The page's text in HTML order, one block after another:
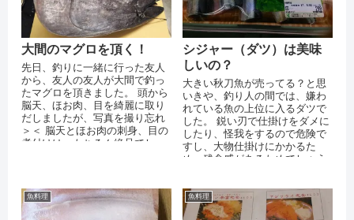
大間のマグロを頂く！
先日、釣りに一緒に行った友人
から、友人の友人が大間で釣っ
たマグロを頂きました。 頭から
脳天、ほお肉、目を綺麗に取り
だしましたが、写真を撮り忘れ
＞＜ 脳天とほお肉の刺身、目の
煮付けは、もちろん絶品でし
シジャー（ダツ）は美味
しいの？
大きい秋刀魚が売ってる？と思
いきや、釣り人の間では、嫌わ
れている魚の上位に入るダツで
した。 鋭い刃で仕掛けをダメに
したり、怪我をするので危険で
すし、大物仕掛けにかかるた
め、残念感があるためでしょう
魚料理 魚料理